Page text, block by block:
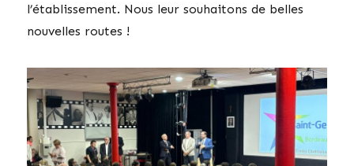
l’établissement. Nous leur souhaitons de belles
nouvelles routes !